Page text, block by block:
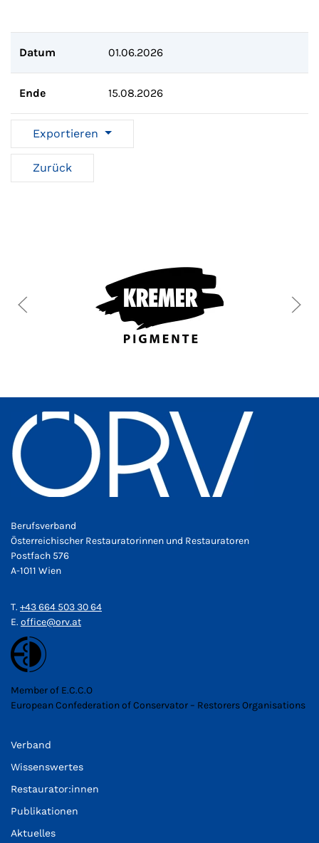
Datum 01.06.2026
Ende 15.08.2026
Exportieren
Zurück
Berufsverband
Österreichischer Restauratorinnen und Restauratoren
Postfach 576
A-1011 Wien
T. +43 664 503 30 64
E. office@orv.at
Member of E.C.C.O
European Confederation of Conservator – Restorers Organisations
Verband
Wissenswertes
Restaurator:innen
Publikationen
Aktuelles